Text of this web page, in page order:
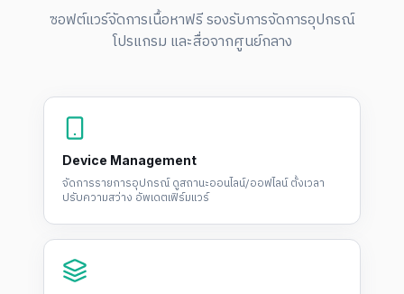
ซอฟต์แวร์จัดการเนื้อหาฟรี รองรับการจัดการอุปกรณ์
โปรแกรม และสื่อจากศูนย์กลาง
Device Management
จัดการรายการอุปกรณ์ ดูสถานะออนไลน์/ออฟไลน์ ตั้งเวลา
ปรับความสว่าง อัพเดตเฟิร์มแวร์